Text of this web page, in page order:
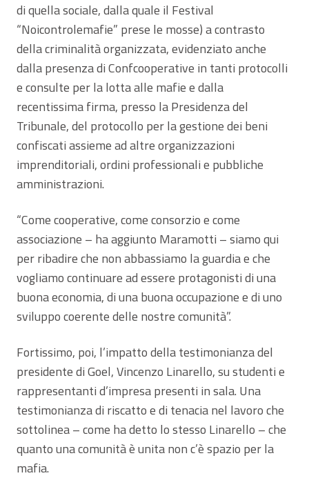
di quella sociale, dalla quale il Festival
“Noicontrolemafie” prese le mosse) a contrasto
della criminalità organizzata, evidenziato anche
dalla presenza di Confcooperative in tanti protocolli
e consulte per la lotta alle mafie e dalla
recentissima firma, presso la Presidenza del
Tribunale, del protocollo per la gestione dei beni
confiscati assieme ad altre organizzazioni
imprenditoriali, ordini professionali e pubbliche
amministrazioni.
“Come cooperative, come consorzio e come
associazione – ha aggiunto Maramotti – siamo qui
per ribadire che non abbassiamo la guardia e che
vogliamo continuare ad essere protagonisti di una
buona economia, di una buona occupazione e di uno
sviluppo coerente delle nostre comunità”.
Fortissimo, poi, l’impatto della testimonianza del
presidente di Goel, Vincenzo Linarello, su studenti e
rappresentanti d’impresa presenti in sala. Una
testimonianza di riscatto e di tenacia nel lavoro che
sottolinea – come ha detto lo stesso Linarello – che
quanto una comunità è unita non c’è spazio per la
mafia.